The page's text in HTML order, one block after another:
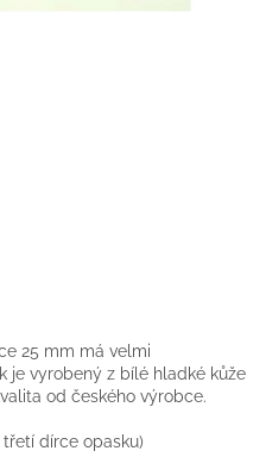
25 mm má velmi
je vyrobený z bílé hladké kůže
od českého výrobce.
dírce opasku)